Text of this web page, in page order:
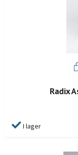
Radix
I lager